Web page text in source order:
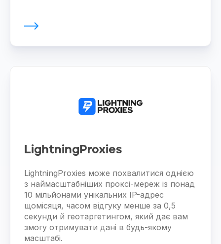
LightningProxies
LightningProxies може похвалитися однією
з наймасштабніших проксі-мереж із понад
10 мільйонами унікальних IP-адрес
щомісяця, часом відгуку менше за 0,5
секунди й геотаргетингом, який дає вам
змогу отримувати дані в будь-якому
масштабі.